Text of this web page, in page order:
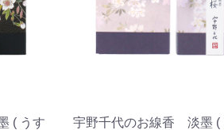
( うす
宇野千代のお線香 淡墨 (